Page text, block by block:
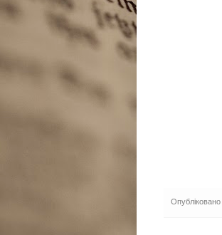
Опубліковано